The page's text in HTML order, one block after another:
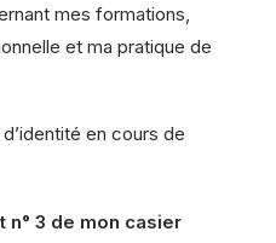
mes formations,
et ma pratique de
en cours de
n° 3 de mon casier